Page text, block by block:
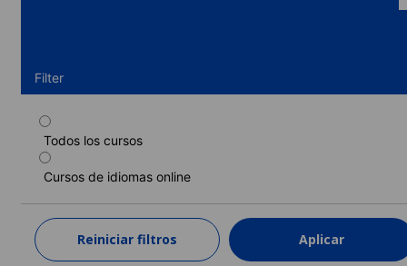
Filter
Todos los cursos
Cursos de idiomas online
Reiniciar filtros Aplicar
Curso privado, 10 lecciones/semana
Duración: 1 - 52 semanas
1 semana
940 EUR